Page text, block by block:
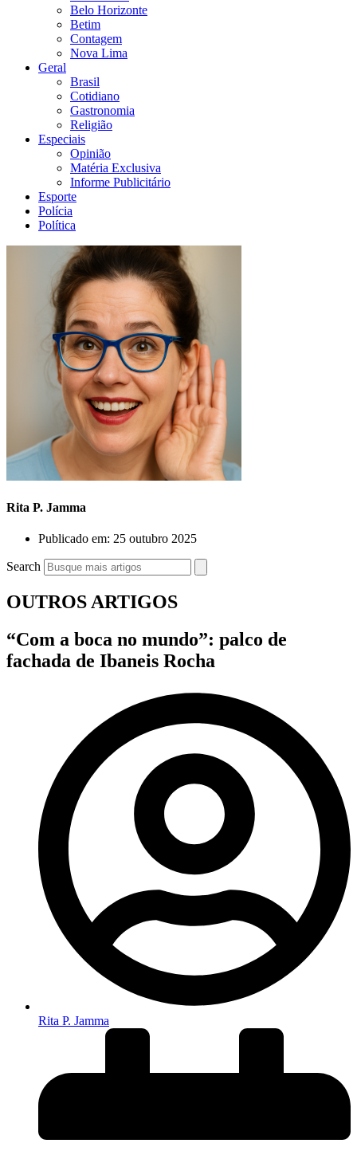
Belo Horizonte
Betim
Contagem
Nova Lima
Geral
Brasil
Cotidiano
Gastronomia
Religião
Especiais
Opinião
Matéria Exclusiva
Informe Publicitário
Esporte
Polícia
Política
Rita P. Jamma
Publicado em: 25 outubro 2025
Search
OUTROS ARTIGOS
“Com a boca no mundo”: palco de
fachada de Ibaneis Rocha
Rita P. Jamma